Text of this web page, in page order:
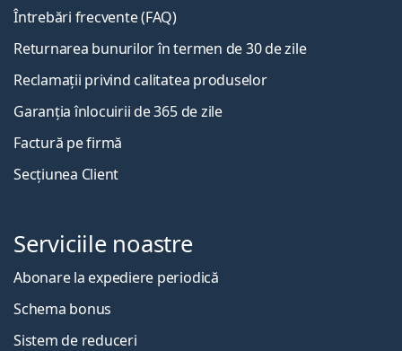
Întrebări frecvente (FAQ)
Returnarea bunurilor în termen de 30 de zile
Reclamații privind calitatea produselor
Garanția înlocuirii de 365 de zile
Factură pe firmă
Secțiunea Client
Serviciile noastre
Abonare la expediere periodică
Schema bonus
Sistem de reduceri